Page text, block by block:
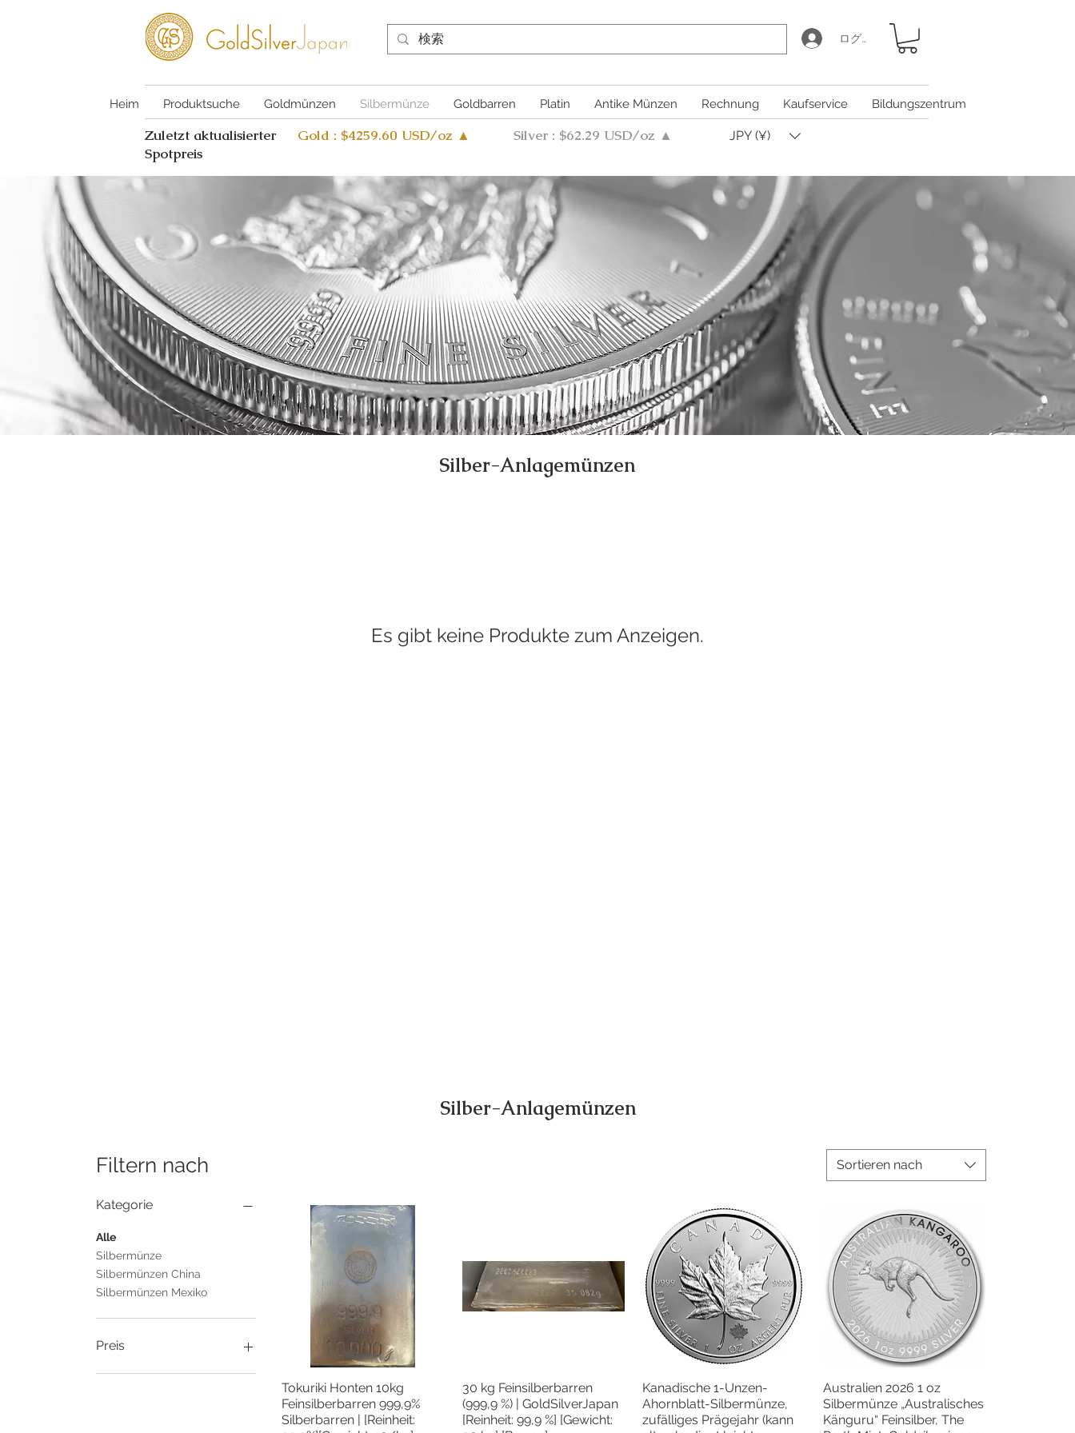
ログイン
Heim Produktsuche Goldmünzen Silbermünze Goldbarren Platin Antike Münzen Rechnung Kaufservice Bildungszentrum
Zuletzt aktualisierter
Spotpreis
Gold : $4259.60 USD/oz ▲ Silver : $62.29 USD/oz ▲ JPY (¥)
Silber-Anlagemünzen
Es gibt keine Produkte zum Anzeigen.
Silber-Anlagemünzen
Filtern nach
Kategorie
Alle
Silbermünze
Silbermünzen China
Silbermünzen Mexiko
Preis
Sortieren nach
Schnellansicht
Tokuriki Honten 10kg
Feinsilberbarren 999,9%
Silberbarren | [Reinheit:
Schnellansicht
30 kg Feinsilberbarren
(999,9 %) | GoldSilverJapan
[Reinheit: 99,9 %] [Gewicht:
Schnellansicht
Kanadische 1-Unzen-
Ahornblatt-Silbermünze,
zufälliges Prägejahr (kann
Schnellansicht
Australien 2026 1 oz
Silbermünze „Australisches
Känguru“ Feinsilber, The